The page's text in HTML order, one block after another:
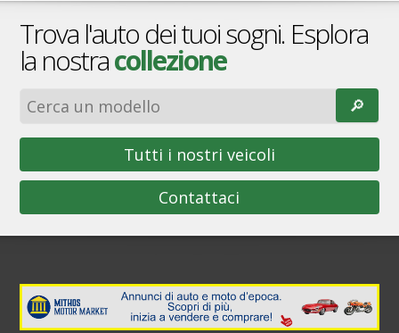
Trova l'auto dei tuoi sogni. Esplora
la nostracollezione
🔎︎
Tutti i nostri veicoli
Contattaci